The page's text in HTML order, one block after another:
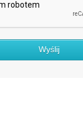
Wyślij